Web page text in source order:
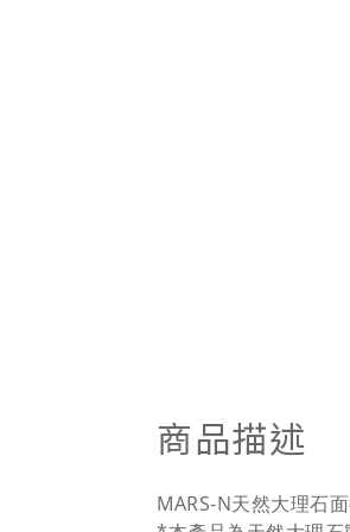
商品描述
MARS-N天然大理石